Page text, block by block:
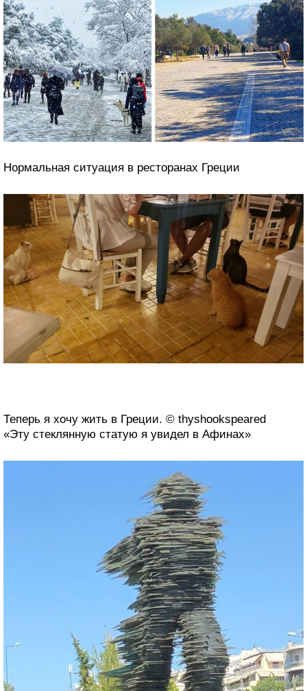
Нормальная ситуация в ресторанах Греции
Теперь я хочу жить в Греции. © thyshookspeared
«Эту стеклянную статую я увидел в Афинах»